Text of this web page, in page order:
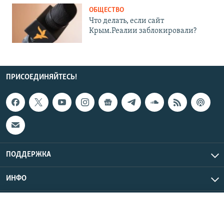
ОБЩЕСТВО
Что делать, если сайт
Крым.Реалии заблокировали?
ПРИСОЕДИНЯЙТЕСЬ!
ПОДДЕРЖКА
ИНФО